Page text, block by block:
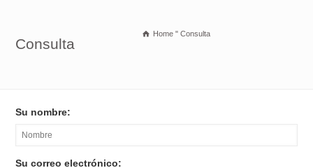
Consulta
Home " Consulta
Su nombre:
Su correo electrónico: